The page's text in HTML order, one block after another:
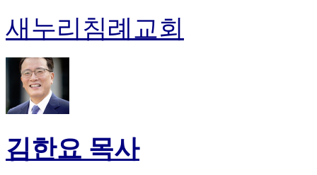
새누리침례교회
김한요 목사